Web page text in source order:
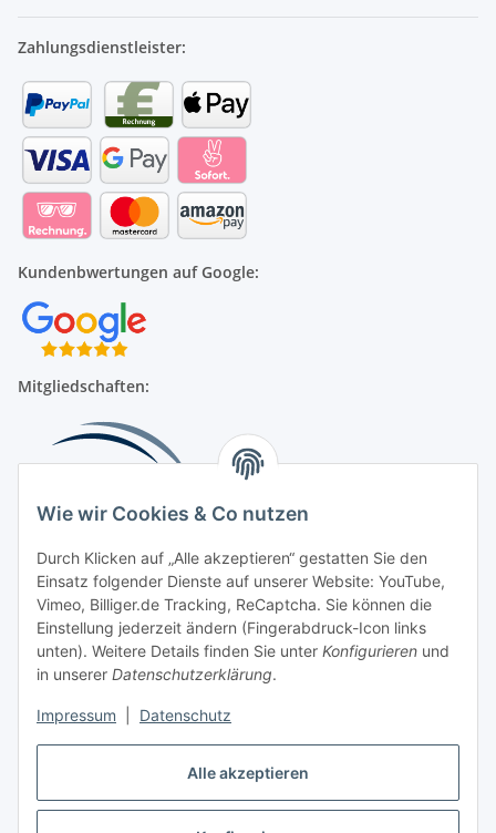
Alle akzeptieren
Wie wir Cookies & Co nutzen
Durch Klicken auf „Alle akzeptieren“ gestatten Sie den
Einsatz folgender Dienste auf unserer Website: YouTube,
Vimeo, Billiger.de Tracking, ReCaptcha. Sie können die
Einstellung jederzeit ändern (Fingerabdruck-Icon links
unten). Weitere Details finden Sie unter Konfigurieren und
in unserer Datenschutzerklärung.
Impressum Datenschutz
Zahlungsdienstleister:
Kundenbwertungen auf Google:
Mitgliedschaften:
Beliebte Kategorien
Kompressionsversorgung